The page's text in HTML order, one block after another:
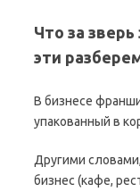
Что за
эти
В бизнесе
упакованный в
Другими
бизнес (кафе,